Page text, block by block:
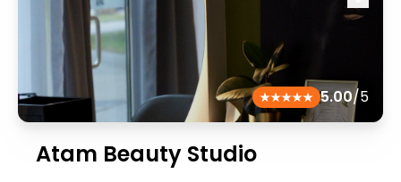
5.00/5
Atam Beauty Studio